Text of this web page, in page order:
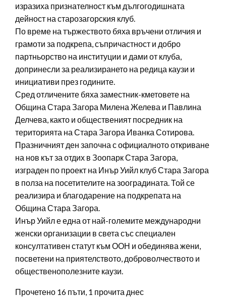
изразиха признателност към дългогодишната
дейност на старозагорския клуб.
По време на тържеството бяха връчени отличия и
грамоти за подкрепа, съпричастност и добро
партньорство на институции и дами от клуба,
допринесли за реализирането на редица каузи и
инициативи през годините.
Сред отличените бяха заместник-кметовете на
Община Стара Загора Милена Желева и Павлина
Делчева, както и общественият посредник на
територията на Стара Загора Иванка Сотирова.
Празничният ден започна с официалното откриване
на нов кът за отдих в Зоопарк Стара Загора,
изграден по проект на Инър Уийл клуб Стара Загора
в полза на посетителите на зооградината. Той се
реализира и благодарение на подкрепата на
Община Стара Загора.
Инър Уийл е една от най-големите международни
женски организации в света със специален
консултативен статут към ООН и обединява жени,
посветени на приятелството, доброволчеството и
общественополезните каузи.
Прочетено 16 пъти, 1 прочита днес